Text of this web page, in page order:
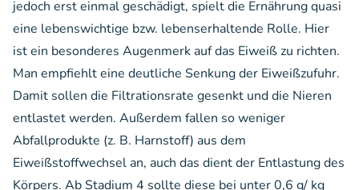
jedoch erst einmal geschädigt, spielt die Ernährung quasi
eine lebenswichtige bzw. lebenserhaltende Rolle. Hier
ist ein besonderes Augenmerk auf das Eiweiß zu richten.
Man empfiehlt eine deutliche Senkung der Eiweißzufuhr.
Damit sollen die Filtrationsrate gesenkt und die Nieren
entlastet werden. Außerdem fallen so weniger
Abfallprodukte (z. B. Harnstoff) aus dem
Eiweißstoffwechsel an, auch das dient der Entlastung des
Körpers. Ab Stadium 4 sollte diese bei unter 0,6 g/ kg